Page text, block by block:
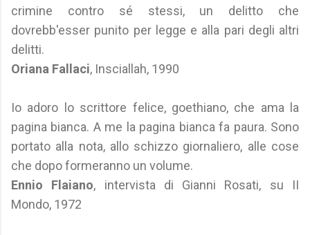
crimine contro sé stessi, un delitto che
dovrebb'esser punito per legge e alla pari degli altri
delitti.
Oriana Fallaci, Insciallah, 1990
Io adoro lo scrittore felice, goethiano, che ama la
pagina bianca. A me la pagina bianca fa paura. Sono
portato alla nota, allo schizzo giornaliero, alle cose
che dopo formeranno un volume.
Ennio Flaiano, intervista di Gianni Rosati, su II
Mondo, 1972